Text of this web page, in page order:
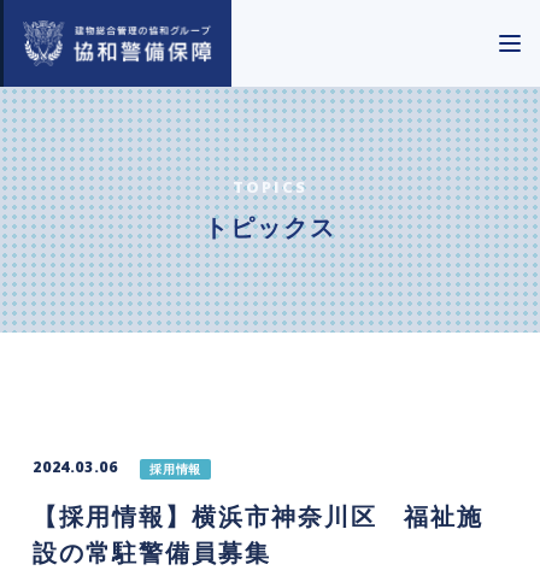
TOPICS
トピックス
2024.03.06 採用情報
【採用情報】横浜市神奈川区 福祉施
設の常駐警備員募集